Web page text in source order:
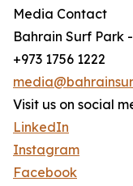
Media Contact
Bahrain Surf Park
+973 1756 1222
Visit us on social
LinkedIn
Instagram
Facebook